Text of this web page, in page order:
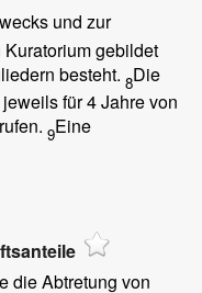
und zur
gebildet
besteht. 8Die
für 4 Jahre von
9Eine
die Abtretung von